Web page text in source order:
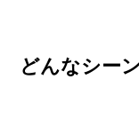
どんなシー